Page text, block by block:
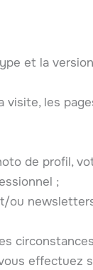
et la
les
de profil,
;
ou
effectuez